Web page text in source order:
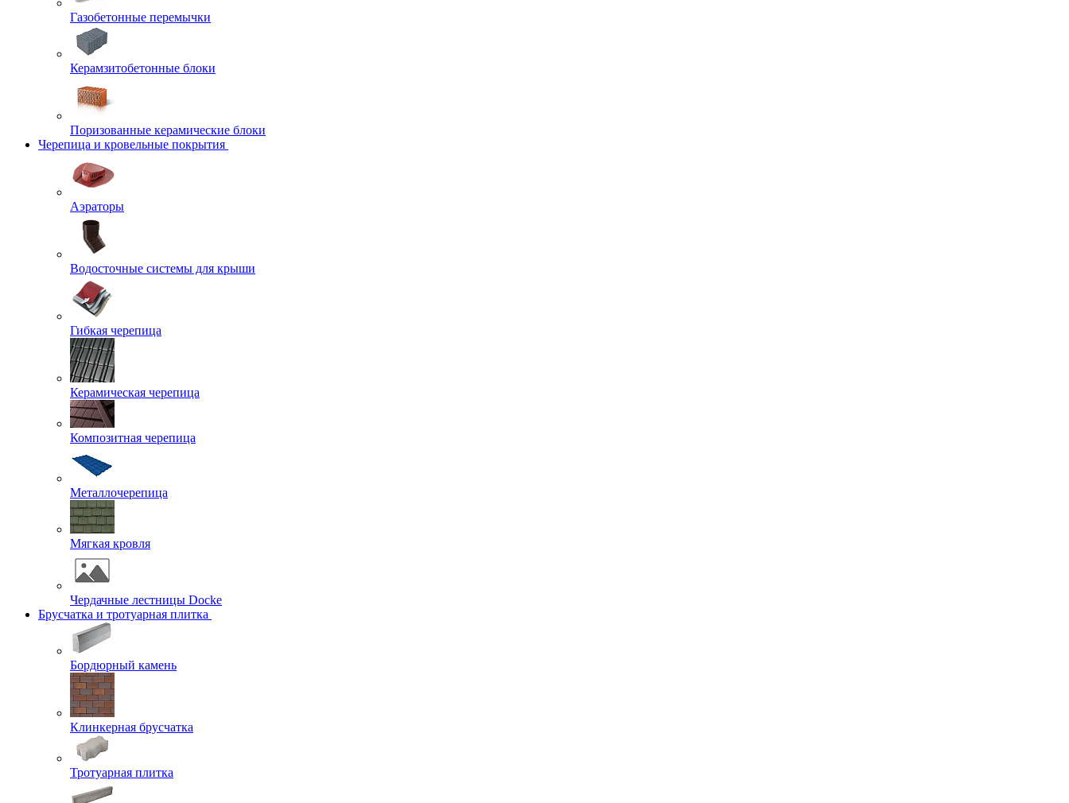
Газобетонные перемычки
Керамзитобетонные блоки
Поризованные керамические блоки
Черепица и кровельные покрытия
Аэраторы
Водосточные системы для крыши
Гибкая черепица
Керамическая черепица
Композитная черепица
Металлочерепица
Мягкая кровля
Чердачные лестницы Docke
Брусчатка и тротуарная плитка
Бордюрный камень
Клинкерная брусчатка
Тротуарная плитка